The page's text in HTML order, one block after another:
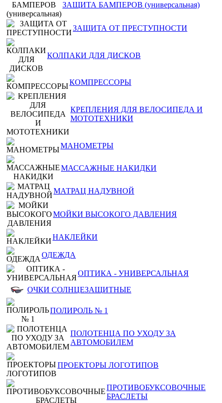
ЗАЩИТА БАМПЕРОВ (универсальная)
ЗАЩИТА ОТ ПРЕСТУПНОСТИ
КОЛПАКИ ДЛЯ ДИСКОВ
КОМПРЕССОРЫ
КРЕПЛЕНИЯ ДЛЯ ВЕЛОСИПЕДА И
МОТОТЕХНИКИ
МАНОМЕТРЫ
МАССАЖНЫЕ НАКИДКИ
МАТРАЦ НАДУВНОЙ
МОЙКИ ВЫСОКОГО ДАВЛЕНИЯ
НАКЛЕЙКИ
ОДЕЖДА
ОПТИКА - УНИВЕРСАЛЬНАЯ
ОЧКИ СОЛНЦЕЗАЩИТНЫЕ
ПОЛИРОЛЬ № 1
ПОЛОТЕНЦА ПО УХОДУ ЗА
АВТОМОБИЛЕМ
ПРОЕКТОРЫ ЛОГОТИПОВ
ПРОТИВОБУКСОВОЧНЫЕ
БРАСЛЕТЫ